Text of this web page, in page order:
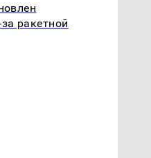
ракетной